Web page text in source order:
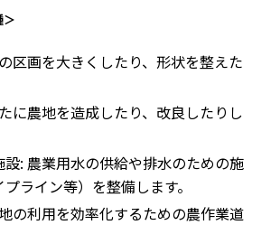
＞
区画を大きくしたり、形状を整えた
に農地を造成したり、改良したりし
: 農業用水の供給や排水のための施
ライン等）を整備します。
の利用を効率化するための農作業道